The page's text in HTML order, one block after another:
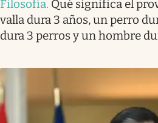
Filosofía. Qué significa el
valla dura 3 años, un perro
dura 3 perros y un hombre